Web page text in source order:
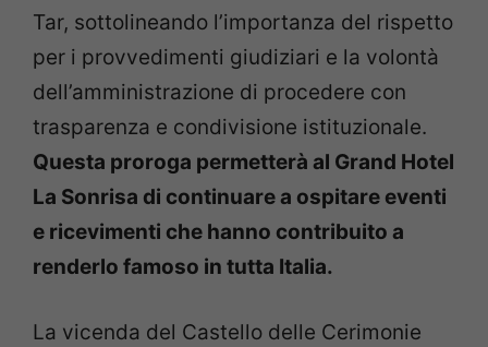
Tar, sottolineando l’importanza del rispetto
per i provvedimenti giudiziari e la volontà
dell’amministrazione di procedere con
trasparenza e condivisione istituzionale.
Questa proroga permetterà al Grand Hotel
La Sonrisa di continuare a ospitare eventi
e ricevimenti che hanno contribuito a
renderlo famoso in tutta Italia.
La vicenda del Castello delle Cerimonie